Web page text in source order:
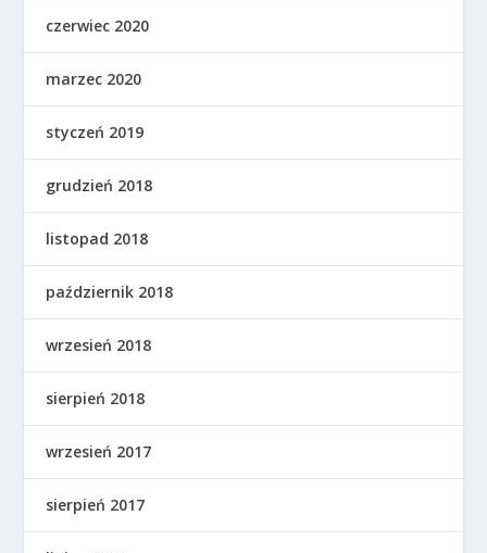
czerwiec 2020
marzec 2020
styczeń 2019
grudzień 2018
listopad 2018
październik 2018
wrzesień 2018
sierpień 2018
wrzesień 2017
sierpień 2017